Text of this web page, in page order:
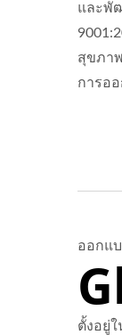
และพั
สุขภา
การอ
ออกแ
ตั้งอยู่